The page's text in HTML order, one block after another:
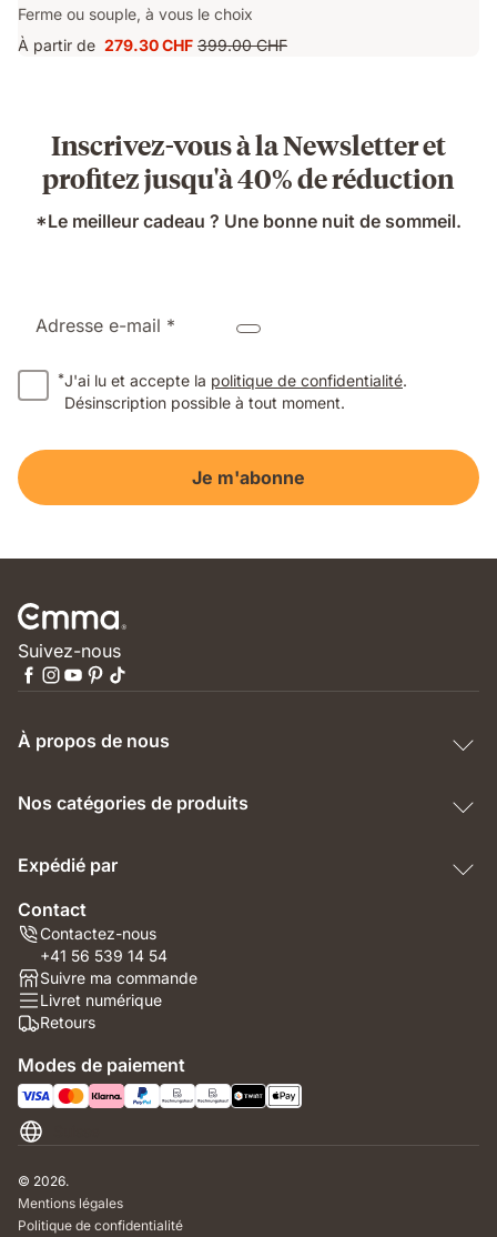
Ferme ou souple, à vous le choix
À partir de Prix
279.30 CHF Prix
399.00 CHF
Inscrivez-vous à la Newsletter et
profitez jusqu'à 40% de réduction
*Le meilleur cadeau ? Une bonne nuit de sommeil.
Adresse e-mail *
*J'ai lu et accepte la politique de confidentialité.
Désinscription possible à tout moment.
Je m'abonne
Suivez-nous
À propos de nous
Nos catégories de produits
Expédié par
Contact
Contactez-nous
+41 56 539 14 54
Suivre ma commande
Livret numérique
Retours
Modes de paiement
© 2026.
Mentions légales
Politique de confidentialité